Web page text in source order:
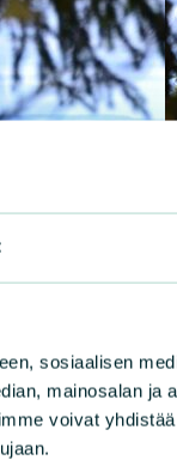
sosiaalisen
mainosalan ja
voivat